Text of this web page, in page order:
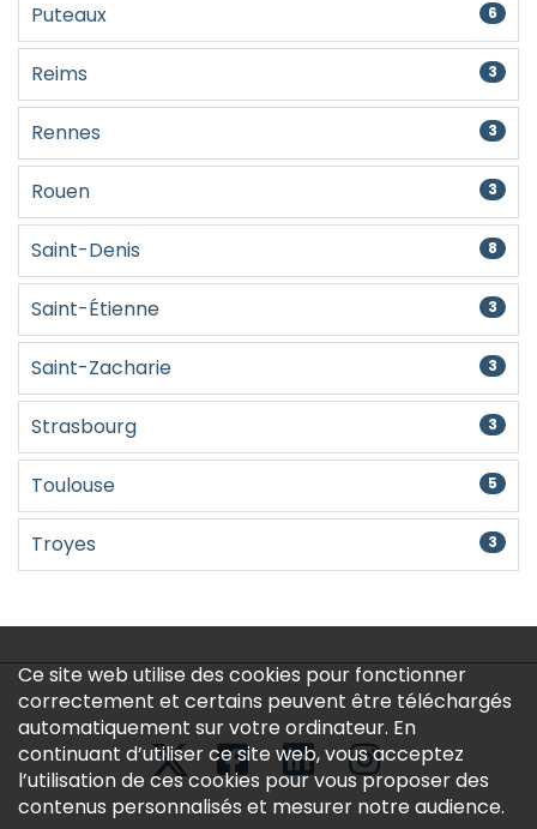
Puteaux 6
Reims 3
Rennes 3
Rouen 3
Saint-Denis 8
Saint-Étienne 3
Saint-Zacharie 3
Strasbourg 3
Toulouse 5
Troyes 3
Ce site web utilise des cookies pour fonctionner
correctement et certains peuvent être téléchargés
automatiquement sur votre ordinateur. En
continuant d’utiliser ce site web, vous acceptez
l’utilisation de ces cookies pour vous proposer des
contenus personnalisés et mesurer notre audience.